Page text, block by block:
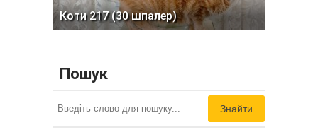
Коти 217 (30 шпалер)
Пошук
Знайти